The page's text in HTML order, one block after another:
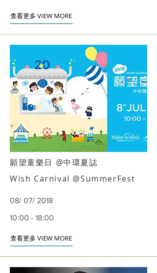
查看更多 VIEW MORE
願望童樂日 @中環夏誌
Wish Carnival @SummerFest
08/ 07/ 2018
10:00 - 18:00
查看更多 VIEW MORE